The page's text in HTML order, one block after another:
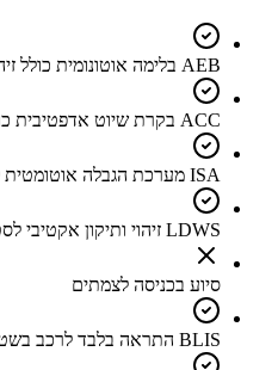
AEB בלימה אוטונומית כולל זיהוי הולכי רגל
ACC בקרת שיוט אדפטיבית כולל עצירה מלאה
ISA מערכת הגבלה אוטומטית למהירות הרכב
LDWS זיהוי ותיקון אקטיבי לסטיה מנתיב
סיוע בכניסה לצמתים
BLIS התראה בלבד לרכב בשטח מת